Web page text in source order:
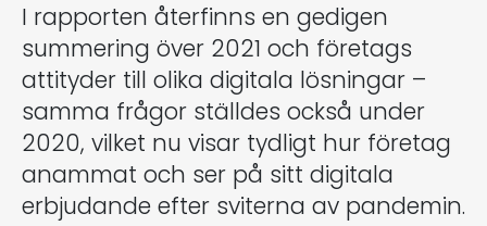
I rapporten återfinns en gedigen
summering över 2021 och företags
attityder till olika digitala lösningar –
samma frågor ställdes också under
2020, vilket nu visar tydligt hur företag
anammat och ser på sitt digitala
erbjudande efter sviterna av pandemin.